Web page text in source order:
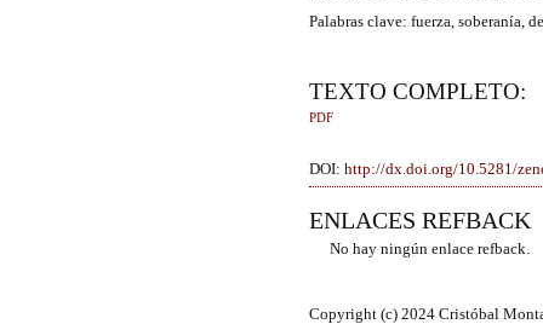
Palabras clave: fuerza, soberanía,
TEXTO COMPLETO:
PDF
DOI: http://dx.doi.org/10.5281/
ENLACES REFBACK
No hay ningún enlace refback.
Copyright (c) 2024 Cristóbal